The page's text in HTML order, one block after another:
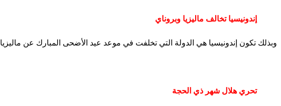
إندونيسيا تخالف ماليزيا وبروناي
وبذلك تكون إندونيسيا هي الدولة التي تخلفت في موعد عيد الأضحى المبارك عن ماليزيا وبروناي، إذ تحتفل به يوم الجمعة 6
تحري هلال شهر ذي الحجة